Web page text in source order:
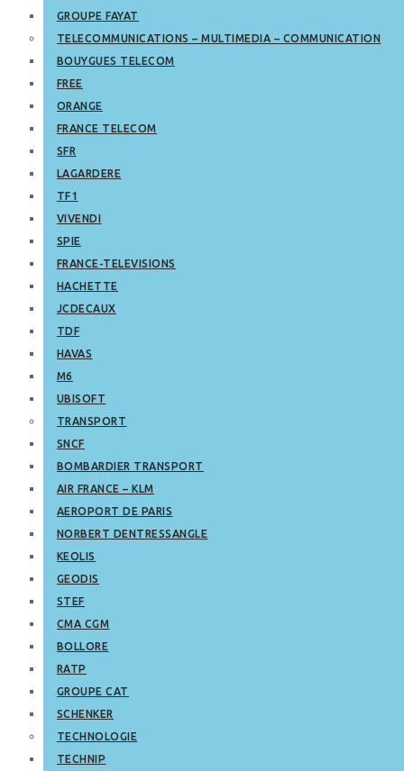
GROUPE FAYAT
TELECOMMUNICATIONS – MULTIMEDIA – COMMUNICATION
BOUYGUES TELECOM
FREE
ORANGE
FRANCE TELECOM
SFR
LAGARDERE
TF1
VIVENDI
SPIE
FRANCE-TELEVISIONS
HACHETTE
JCDECAUX
TDF
HAVAS
M6
UBISOFT
TRANSPORT
SNCF
BOMBARDIER TRANSPORT
AIR FRANCE – KLM
AEROPORT DE PARIS
NORBERT DENTRESSANGLE
KEOLIS
GEODIS
STEF
CMA CGM
BOLLORE
RATP
GROUPE CAT
SCHENKER
TECHNOLOGIE
TECHNIP